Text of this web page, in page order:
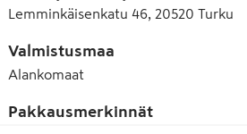
Lemminkäisenkatu 46, 20520 Turku
Valmistusmaa
Alankomaat
Pakkausmerkinnät